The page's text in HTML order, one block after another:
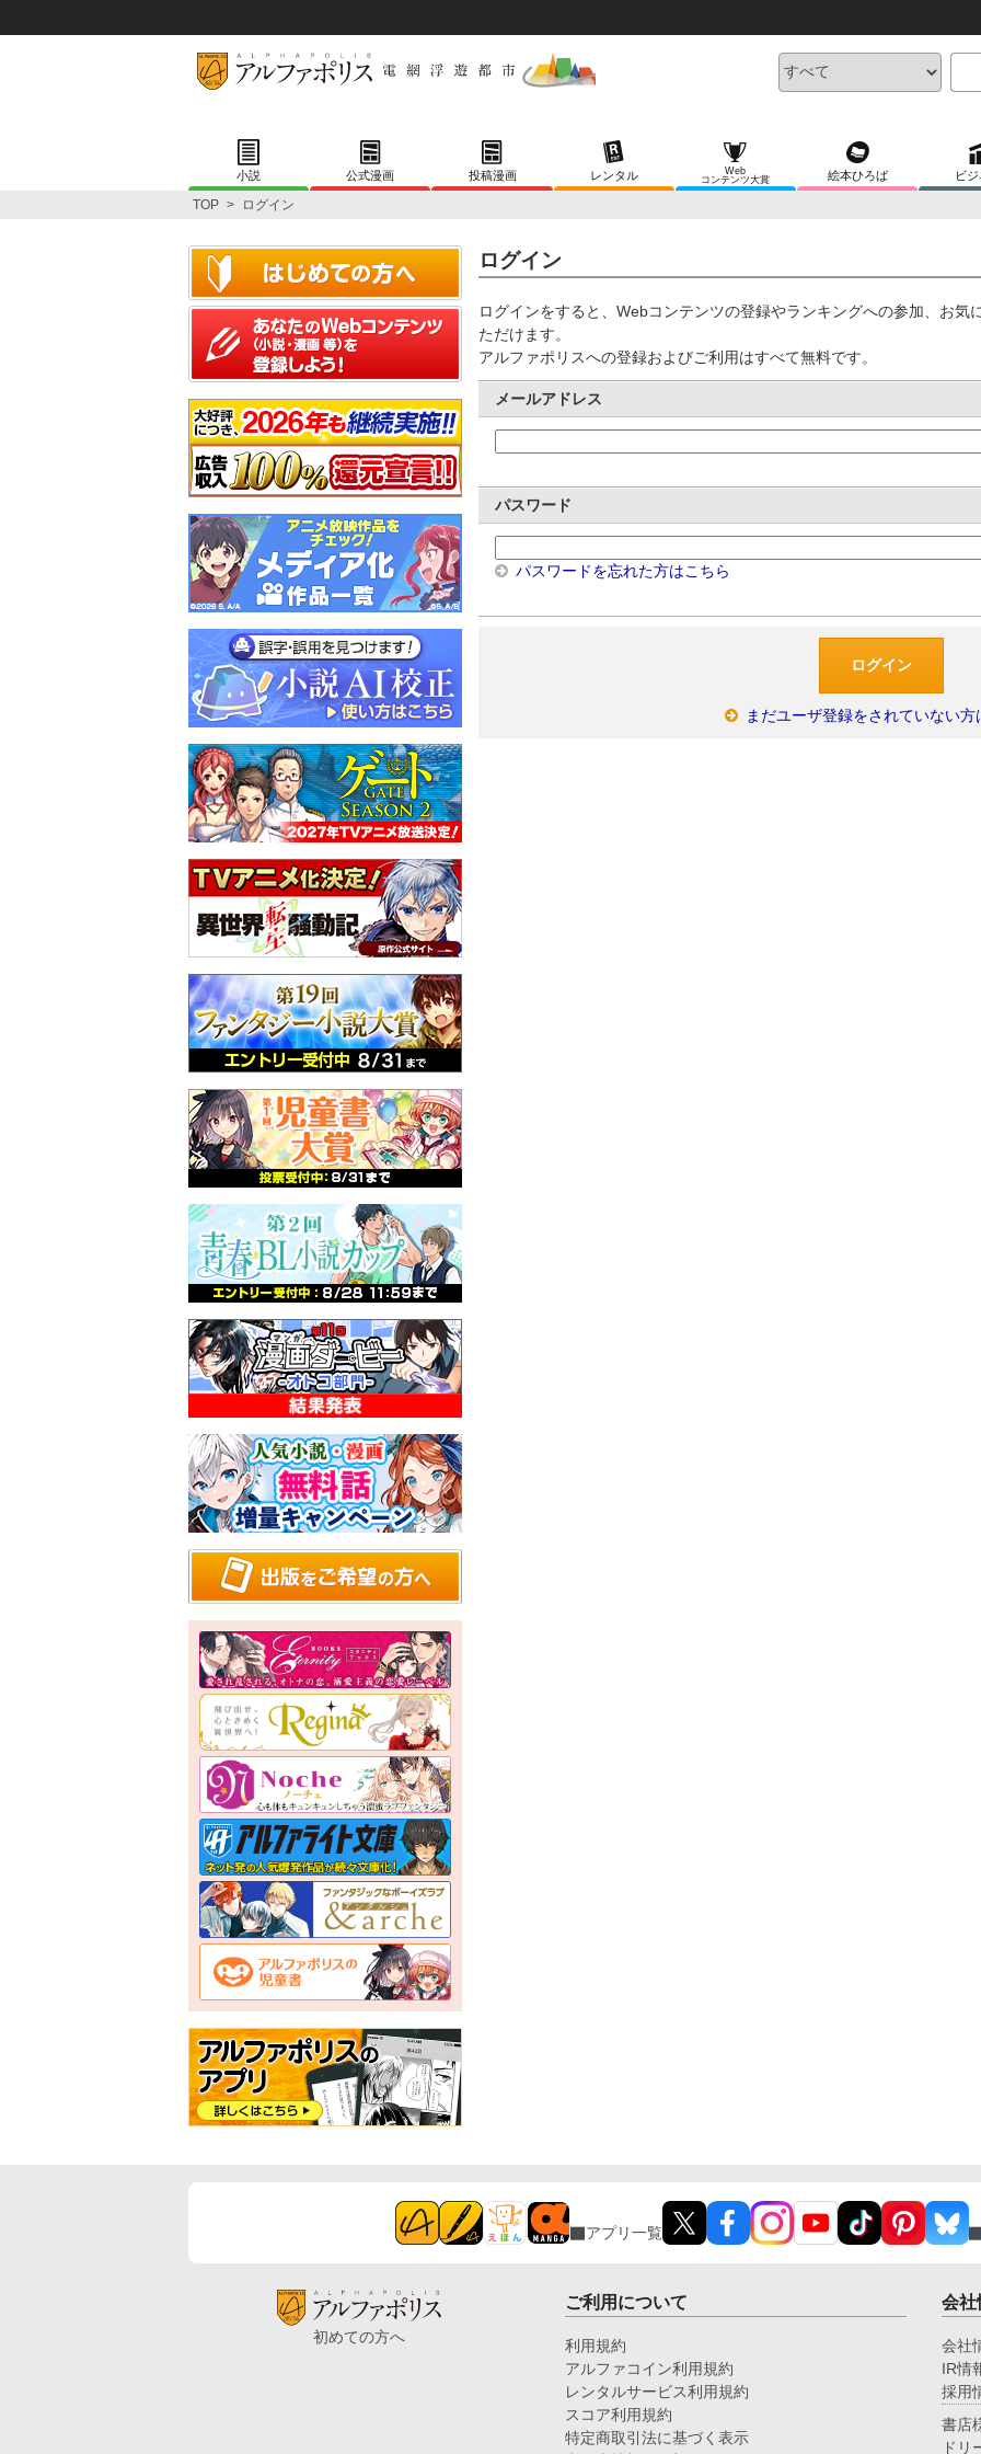
小説 公式漫画 投稿漫画 レンタル
Web
コンテンツ大賞
絵本ひろば ビ
TOP > ログイン
ログイン
ログインをすると、Webコンテンツの登録やランキングへの参加、お気
ただけます。
アルファポリスへの登録およびご利用はすべて無料です。
メールアドレス
パスワード
パスワードを忘れた方はこちら
まだユーザ登録をされていない方
アプリ一覧
初めての方へ
ご利用について
利用規約
アルファコイン利用規約
レンタルサービス利用規約
スコア利用規約
特定商取引法に基づく表示
会社
会社
IR情
採用
書店
ドリ